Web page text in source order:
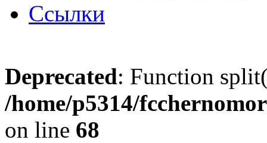
Ссылки
Deprecated: Function
/home/p5314/
on line 68